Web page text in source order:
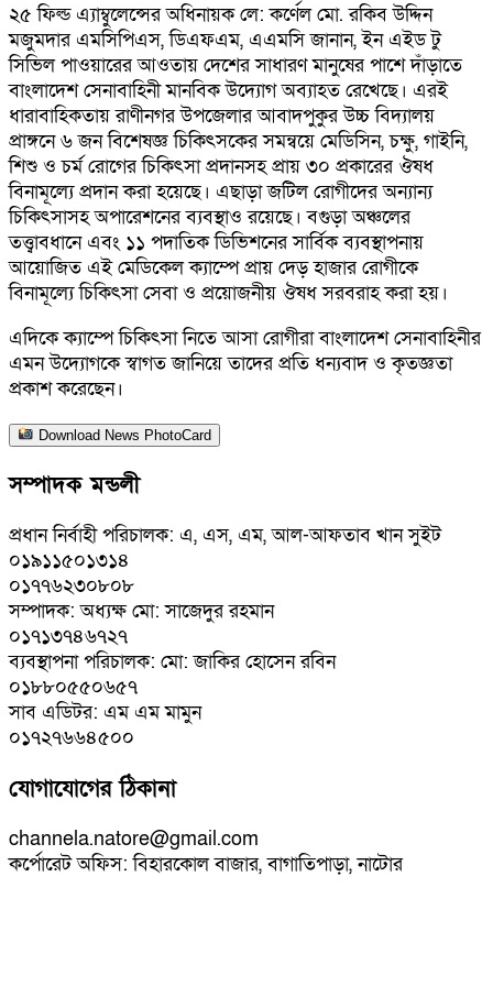
২৫ ফিল্ড এ্যাম্বুলেন্সের অধিনায়ক লে: কর্ণেল মো. রকিব উদ্দিন
মজুমদার এমসিপিএস, ডিএফএম, এএমসি জানান, ইন এইড টু
সিভিল পাওয়ারের আওতায় দেশের সাধারণ মানুষের পাশে দাঁড়াতে
বাংলাদেশ সেনাবাহিনী মানবিক উদ্যোগ অব্যাহত রেখেছে। এরই
ধারাবাহিকতায় রাণীনগর উপজেলার আবাদপুকুর উচ্চ বিদ্যালয়
প্রাঙ্গনে ৬ জন বিশেষজ্ঞ চিকিৎসকের সমন্বয়ে মেডিসিন, চক্ষু, গাইনি,
শিশু ও চর্ম রোগের চিকিৎসা প্রদানসহ প্রায় ৩০ প্রকারের ঔষধ
বিনামূল্যে প্রদান করা হয়েছে। এছাড়া জটিল রোগীদের অন্যান্য
চিকিৎসাসহ অপারেশনের ব্যবস্থাও রয়েছে। বগুড়া অঞ্চলের
তত্ত্বাবধানে এবং ১১ পদাতিক ডিভিশনের সার্বিক ব্যবস্থাপনায়
আয়োজিত এই মেডিকেল ক্যাম্পে প্রায় দেড় হাজার রোগীকে
বিনামূল্যে চিকিৎসা সেবা ও প্রয়োজনীয় ঔষধ সরবরাহ করা হয়।
এদিকে ক্যাম্পে চিকিৎসা নিতে আসা রোগীরা বাংলাদেশ সেনাবাহিনীর
এমন উদ্যোগকে স্বাগত জানিয়ে তাদের প্রতি ধন্যবাদ ও কৃতজ্ঞতা
প্রকাশ করেছেন।
Download News PhotoCard
সম্পাদক মন্ডলী
প্রধান নির্বাহী পরিচালক: এ, এস, এম, আল-আফতাব খান সুইট
০১৯১১৫০১৩১৪
০১৭৭৬২৩০৮০৮
সম্পাদক: অধ্যক্ষ মো: সাজেদুর রহমান
০১৭১৩৭৪৬৭২৭
ব্যবস্থাপনা পরিচালক: মো: জাকির হোসেন রবিন
০১৮৮০৫৫০৬৫৭
সাব এডিটর: এম এম মামুন
০১৭২৭৬৬৪৫০০
যোগাযোগের ঠিকানা
channela.natore@gmail.com
কর্পোরেট অফিস: বিহারকোল বাজার, বাগাতিপাড়া, নাটোর